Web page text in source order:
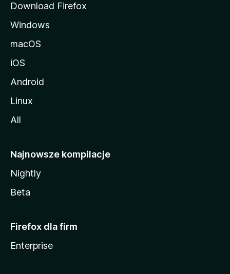
Download Firefox
Windows
macOS
iOS
Android
Linux
All
Najnowsze kompilacje
Nightly
Beta
Firefox dla firm
Enterprise